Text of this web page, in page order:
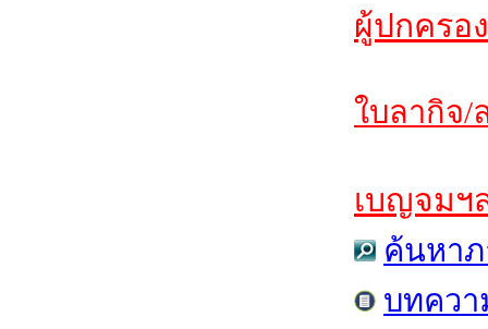
ผู้ปกครอ
ใบลากิจ/
เบญจมฯ
ค้นหาภ
บทควา